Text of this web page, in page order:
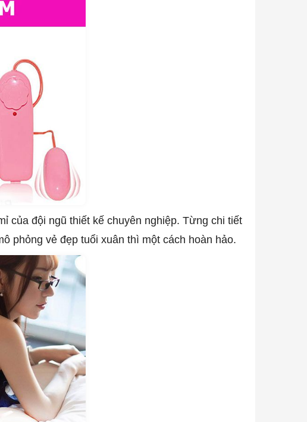
của đội ngũ thiết kế chuyên nghiệp. Từng chi tiết
phỏng vẻ đẹp tuổi xuân thì một cách hoàn hảo.